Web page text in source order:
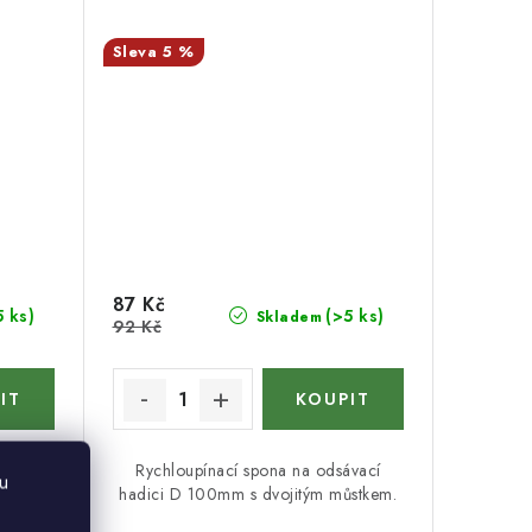
ks)
5 %
Skladem (>5 ks)
87 Kč
92 Kč
Rychloupínací spona na odsávací
hadici D 100mm s dvojitým můstkem.